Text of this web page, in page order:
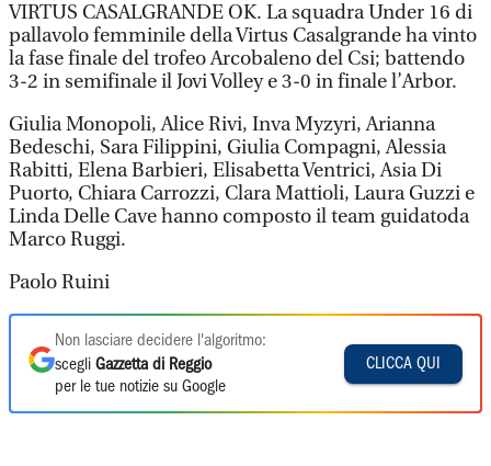
VIRTUS CASALGRANDE OK. La squadra Under 16 di
pallavolo femminile della Virtus Casalgrande ha vinto
la fase finale del trofeo Arcobaleno del Csi; battendo
3-2 in semifinale il Jovi Volley e 3-0 in finale l’Arbor.
Giulia Monopoli, Alice Rivi, Inva Myzyri, Arianna
Bedeschi, Sara Filippini, Giulia Compagni, Alessia
Rabitti, Elena Barbieri, Elisabetta Ventrici, Asia Di
Puorto, Chiara Carrozzi, Clara Mattioli, Laura Guzzi e
Linda Delle Cave hanno composto il team guidatoda
Marco Ruggi.
Paolo Ruini
Non lasciare decidere l'algoritmo:
scegli Gazzetta di Reggio
per le tue notizie su Google
CLICCA QUI